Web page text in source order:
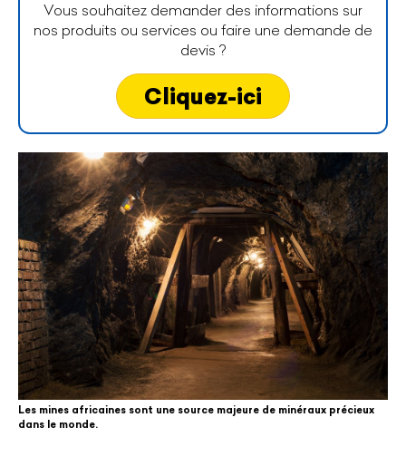
Vous souhaitez demander des informations sur
nos produits ou services ou faire une demande de
devis ?
Cliquez-ici
Les mines africaines sont une source majeure de minéraux précieux
dans le monde.